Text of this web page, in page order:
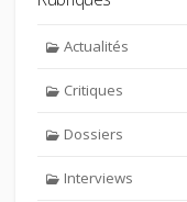
Actualités
Critiques
Dossiers
Interviews